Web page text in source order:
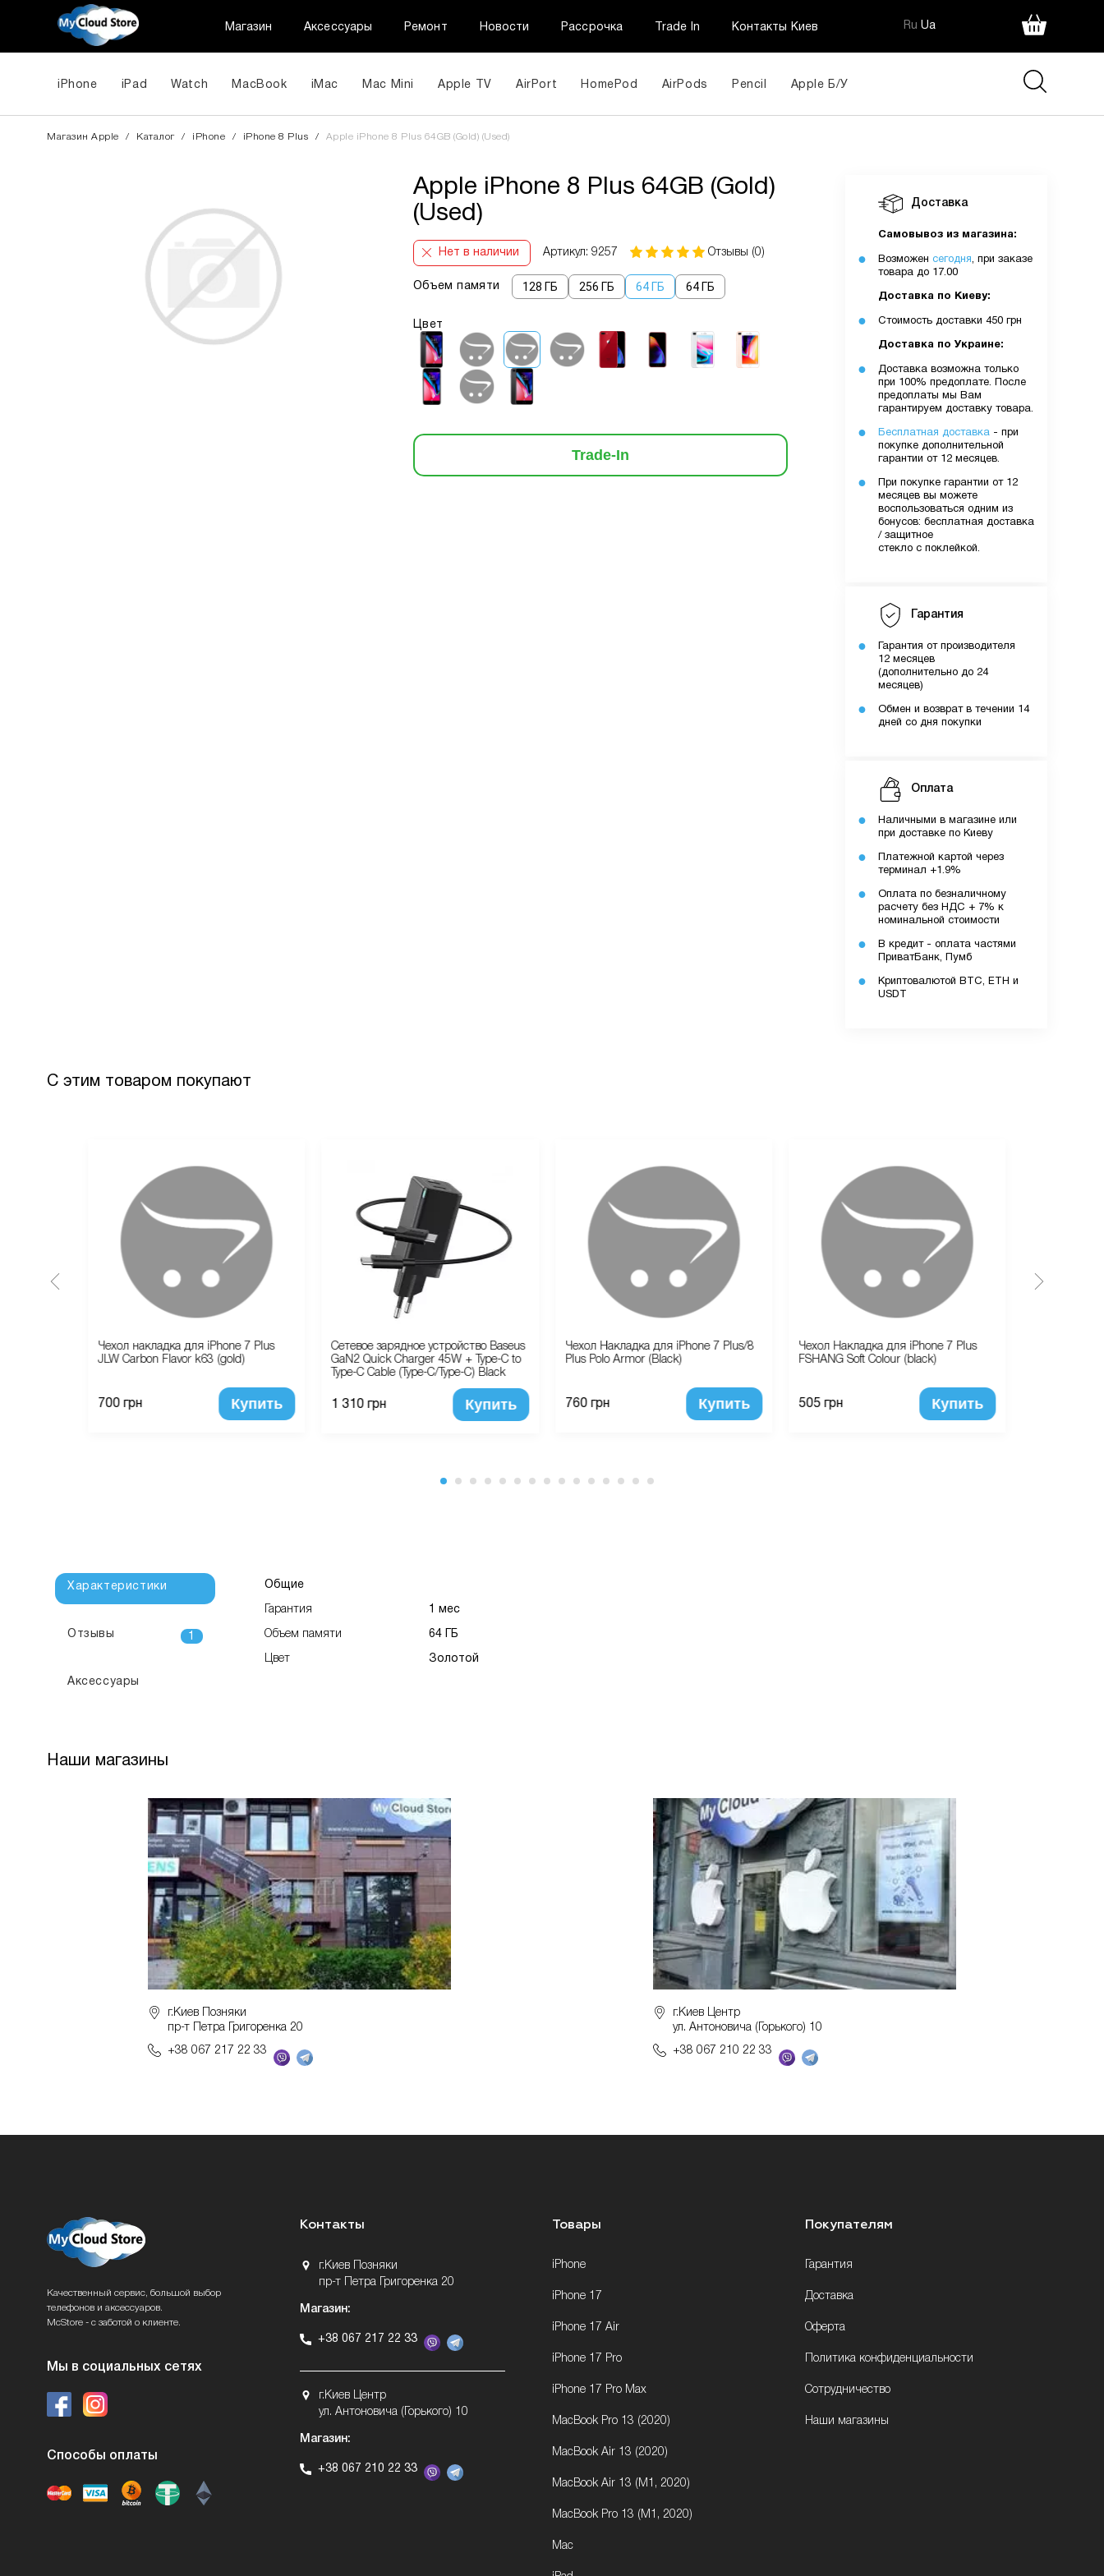
Магазин Аксессуары Ремонт Новости Рассрочка Trade In Контакты Киев Ru Ua
iPhone iPad Watch MacBook iMac Mac Mini Apple TV AirPort HomePod AirPods Pencil Apple Б/У
Магазин Apple / Каталог / iPhone / iPhone 8 Plus / Apple iPhone 8 Plus 64GB (Gold) (Used)
Apple iPhone 8 Plus 64GB (Gold)
(Used)
Нет в наличии Артикул: 9257 Отзывы (0)
Объем памяти 128 ГБ 256 ГБ 64 ГБ 64 ГБ
Цвет
Trade-In
Доставка
Самовывоз из магазина:
Возможен сегодня, при заказе
товара до 17.00
Доставка по Киеву:
Стоимость доставки 450 грн
Доставка по Украине:
Доставка возможна только
при 100% предоплате. После
предоплаты мы Вам
гарантируем доставку товара.
Бесплатная доставка - при
покупке дополнительной
гарантии от 12 месяцев.
При покупке гарантии от 12
месяцев вы можете
воспользоваться одним из
бонусов: бесплатная доставка
/ защитное
стекло с поклейкой.
Гарантия
Гарантия от производителя
12 месяцев
(дополнительно до 24
месяцев)
Обмен и возврат в течении 14
дней со дня покупки
Оплата
Наличными в магазине или
при доставке по Киеву
Платежной картой через
терминал +1.9%
Оплата по безналичному
расчету без НДС + 7% к
номинальной стоимости
В кредит - оплата частями
ПриватБанк, Пумб
Криптовалютой BTC, ETH и
USDT
С этим товаром покупают
Чехол накладка для iPhone 7 Plus
JLW Carbon Flavor k63 (gold)
700 грн Купить
Сетевое зарядное устройство Baseus
GaN2 Quick Charger 45W + Type-C to
Type-C Cable (Type-C/Type-C) Black
1 310 грн Купить
Чехол Накладка для iPhone 7 Plus/8
Plus Polo Armor (Black)
760 грн Купить
Чехол Накладка для iPhone 7 Plus
FSHANG Soft Colour (black)
505 грн Купить
Характеристики
Отзывы 1
Аксессуары
Общие
Гарантия 1 мес
Объем памяти 64 ГБ
Цвет Золотой
Наши магазины
г.Киев Позняки
пр-т Петра Григоренка 20
+38 067 217 22 33
г.Киев Центр
ул. Антоновича (Горького) 10
+38 067 210 22 33
Качественный сервис, большой выбор
телефонов и аксессуаров.
McStore - с заботой о клиенте.
Мы в социальных сетях
Способы оплаты
Контакты
г.Киев Позняки
пр-т Петра Григоренка 20
Магазин:
+38 067 217 22 33
г.Киев Центр
ул. Антоновича (Горького) 10
Магазин:
+38 067 210 22 33
Товары
iPhone
iPhone 17
iPhone 17 Air
iPhone 17 Pro
iPhone 17 Pro Max
MacBook Pro 13 (2020)
MacBook Air 13 (2020)
MacBook Air 13 (M1, 2020)
MacBook Pro 13 (M1, 2020)
Mac
Покупателям
Гарантия
Доставка
Оферта
Политика конфиденциальности
Сотрудничество
Наши магазины